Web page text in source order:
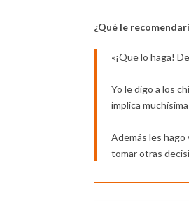
¿Qué le
«¡Que lo haga!
Yo le digo a los
implica
Además les
tomar otras